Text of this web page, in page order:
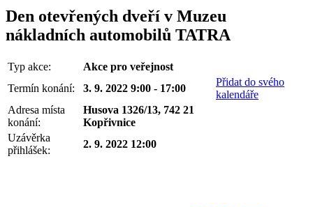
Den otevřených dveří v Muzeu
nákladních automobilů TATRA
Typ akce:
Akce pro veřejnost
Termín konání:
3. 9. 2022 9:00 - 17:00
Přidat do svého
kalendáře
Adresa místa
konání:
Husova 1326/13, 742 21
Kopřivnice
Uzávěrka
přihlášek:
2. 9. 2022 12:00